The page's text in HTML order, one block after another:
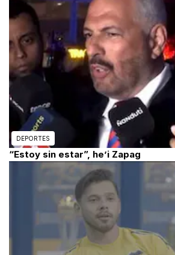
DEPORTES
“Estoy sin estar”, he’i Zapag